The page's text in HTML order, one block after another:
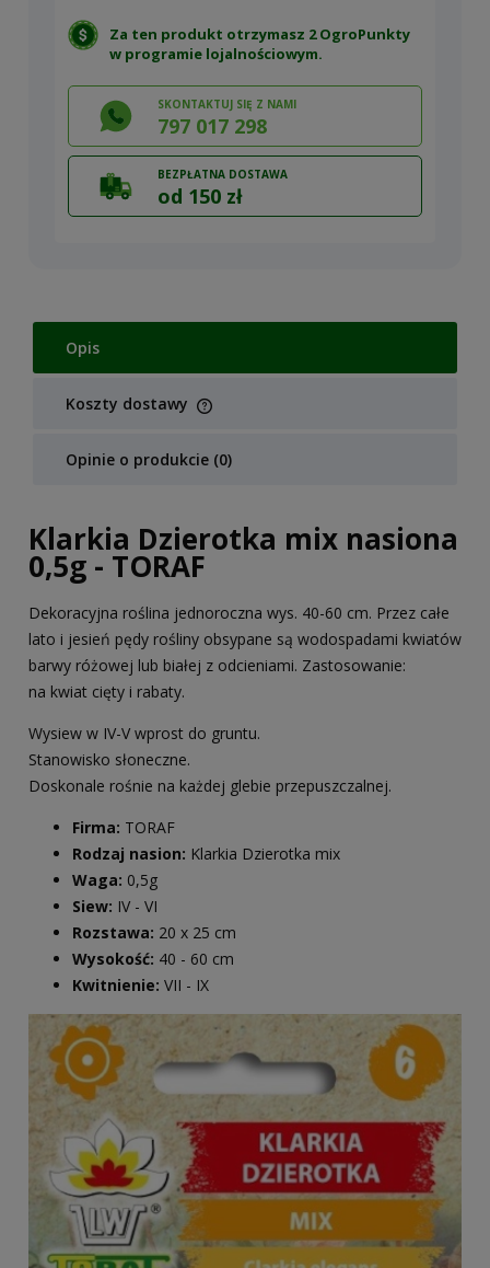
Za ten produkt otrzymasz 2 OgroPunkty
w programie lojalnościowym.
SKONTAKTUJ SIĘ Z NAMI
797 017 298
BEZPŁATNA DOSTAWA
od 150 zł
Opis
Koszty dostawy
Cena nie zawiera ewentualnych kosztów płatności
Opinie o produkcie (0)
Klarkia Dzierotka mix nasiona
0,5g - TORAF
Dekoracyjna roślina jednoroczna wys. 40-60 cm. Przez całe
lato i jesień pędy rośliny obsypane są wodospadami kwiatów
barwy różowej lub białej z odcieniami. Zastosowanie:
na kwiat cięty i rabaty.
Wysiew w IV-V wprost do gruntu.
Stanowisko słoneczne.
Doskonale rośnie na każdej glebie przepuszczalnej.
Firma: TORAF
Rodzaj nasion: Klarkia Dzierotka mix
Waga: 0,5g
Siew: IV - VI
Rozstawa: 20 x 25 cm
Wysokość: 40 - 60 cm
Kwitnienie: VII - IX